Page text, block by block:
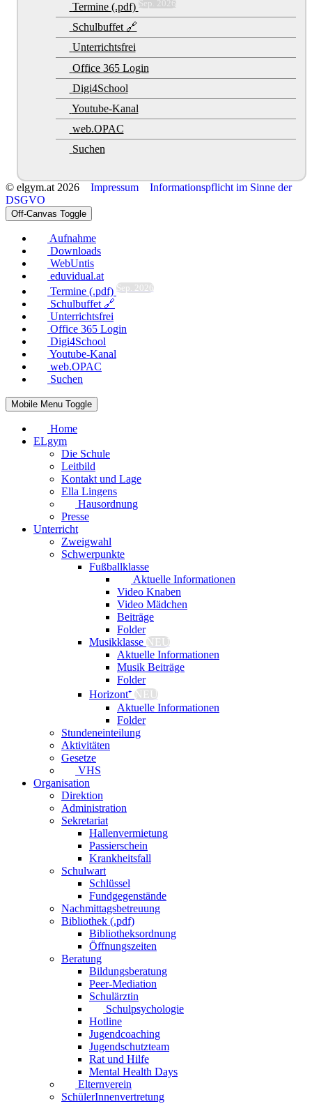
Termine (.pdf) Sep. 2026
Schulbuffet 🔗
Unterrichtsfrei
Office 365 Login
Digi4School
Youtube-Kanal
web.OPAC
Suchen
© elgym.at 2026 Impressum
Informationspflicht im Sinne der
DSGVO
Off-Canvas Toggle
Aufnahme
Downloads
WebUntis
eduvidual.at
Termine (.pdf) Sep. 2026
Schulbuffet 🔗
Unterrichtsfrei
Office 365 Login
Digi4School
Youtube-Kanal
web.OPAC
Suchen
Mobile Menu Toggle
Home
ELgym
Die Schule
Leitbild
Kontakt und Lage
Ella Lingens
Hausordnung
Presse
Unterricht
Zweigwahl
Schwerpunkte
Fußballklasse
Aktuelle Informationen
Video Knaben
Video Mädchen
Beiträge
Folder
Musikklasse NEU
Aktuelle Informationen
Musik Beiträge
Folder
Horizont⁺ NEU
Aktuelle Informationen
Folder
Stundeneinteilung
Aktivitäten
Gesetze
VHS
Organisation
Direktion
Administration
Sekretariat
Hallenvermietung
Passierschein
Krankheitsfall
Schulwart
Schlüssel
Fundgegenstände
Nachmittagsbetreuung
Bibliothek (.pdf)
Bibliotheksordnung
Öffnungszeiten
Beratung
Bildungsberatung
Peer-Mediation
Schulärztin
Schulpsychologie
Hotline
Jugendcoaching
Jugendschutzteam
Rat und Hilfe
Mental Health Days
Elternverein
SchülerInnenvertretung